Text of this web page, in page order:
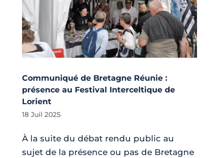
Communiqué de Bretagne Réunie :
présence au Festival Interceltique de
Lorient
18 Juil 2025
À la suite du débat rendu public au
sujet de la présence ou pas de Bretagne